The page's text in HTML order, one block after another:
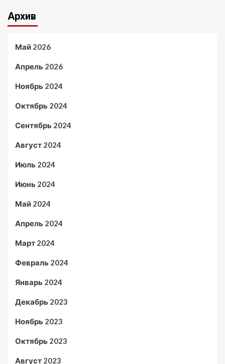
Архив
Май 2026
Апрель 2026
Ноябрь 2024
Октябрь 2024
Сентябрь 2024
Август 2024
Июль 2024
Июнь 2024
Май 2024
Апрель 2024
Март 2024
Февраль 2024
Январь 2024
Декабрь 2023
Ноябрь 2023
Октябрь 2023
Август 2023